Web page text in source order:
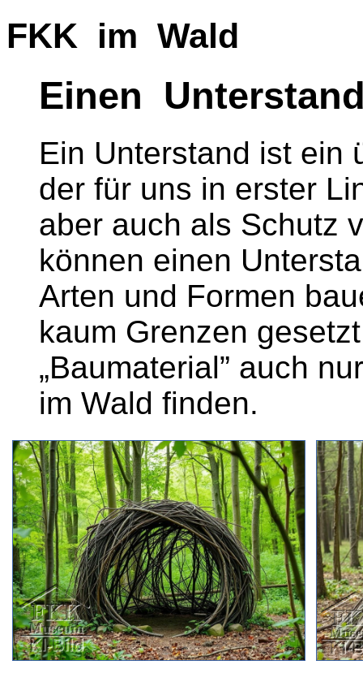
FKK im Wald
Einen
Ein Unterstand ist ein
der für uns in erster
aber auch als Schutz
können einen
Arten und Formen
kaum Grenzen
„Baumaterial” auch
im Wald finden.